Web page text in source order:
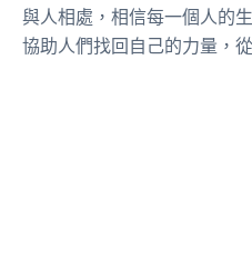
與人相處，相信每一個人的
協助人們找回自己的力量，